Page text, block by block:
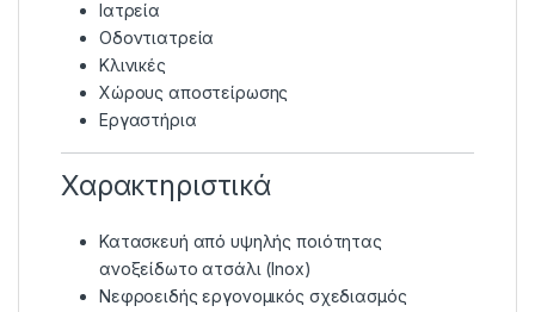
Ιατρεία
Οδοντιατρεία
Κλινικές
Χώρους αποστείρωσης
Εργαστήρια
Χαρακτηριστικά
Κατασκευή από υψηλής ποιότητας
ανοξείδωτο ατσάλι (Inox)
Νεφροειδής εργονομικός σχεδιασμός